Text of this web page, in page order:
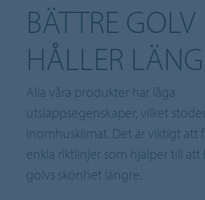
BÄTTRE GOLV
HÅLLER
Alla våra produkter har låga
utsläppsegenskaper, vilket
inomhusklimat. Det är viktigt att
enkla riktlinjer som hjälper till
golvs skönhet längre.